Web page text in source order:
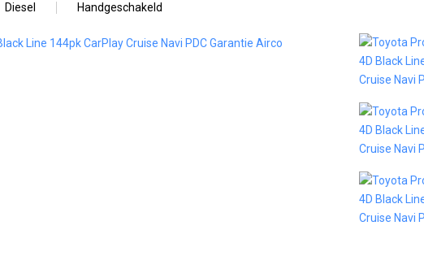
Diesel Handgeschakeld